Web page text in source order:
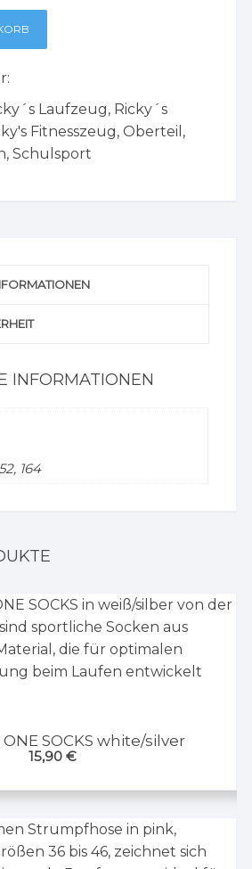
Laufzeug, Ricky´s
Fitnesszeug,Oberteil ,
,Schulsport
INFORMATIONEN
164
ONE SOCKS white/silver
15,90 €